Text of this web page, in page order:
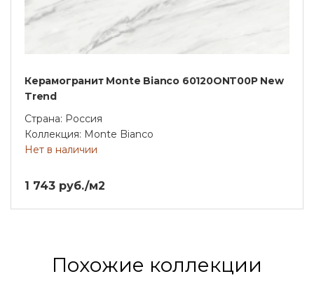
Керамогранит Monte Bianco 60120ONT00P New
Trend
Страна: Россия
Коллекция: Monte Bianco
Нет в наличии
1 743 руб./м2
Похожие коллекции